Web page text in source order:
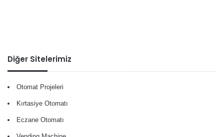
Diğer Sitelerimiz
Otomat Projeleri
Kırtasiye Otomatı
Eczane Otomatı